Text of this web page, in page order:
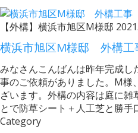
【外構】横浜市旭区M様邸
横浜市旭区M様邸 外構工
みなさんこんばんは昨年完成
事のご依頼がありました。M様
ざいます。外構の内容は庭に
とで防草シート＋人工芝と勝
Category